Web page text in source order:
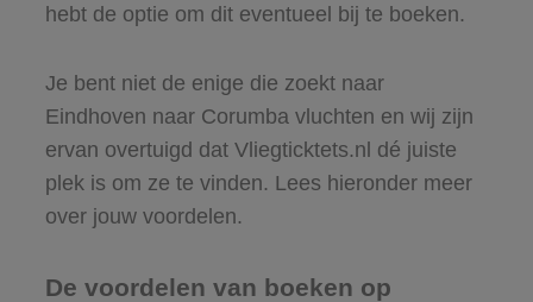
hebt de optie om dit eventueel bij te boeken.
Je bent niet de enige die zoekt naar
Eindhoven naar Corumba vluchten en wij zijn
ervan overtuigd dat Vliegticktets.nl dé juiste
plek is om ze te vinden. Lees hieronder meer
over jouw voordelen.
De voordelen van boeken op